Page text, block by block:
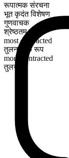
रूपात्मक संरचना
भूत कृदंत विशेषण
गुणवाचक
श्रेष्ठतम रूप
most contracted
तुलनात्मक रूप
more contracted
तुलनीय